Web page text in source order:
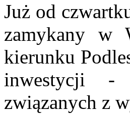
Już od
zamykany w
kierunku
inwestycji -
związanych z